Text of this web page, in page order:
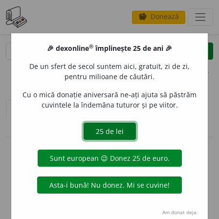
savings Donează
clear
opțiuni
sinteza definițiilor (1)
definiții (18)
info
info
Aceste definiții sunt compilate de
echipa dexonline. Definițiile
originale se află pe filadefiniții.
Puteți reordona filele pe pagina de
🎉 dexonline® împlinește 25 de ani 🎉
De un sfert de secol suntem aici, gratuit, zi de zi,
pentru milioane de căutări.
Cu o mică donație aniversară ne-ați ajuta să păstrăm
cuvintele la îndemâna tuturor și pe viitor.
Am donat deja.